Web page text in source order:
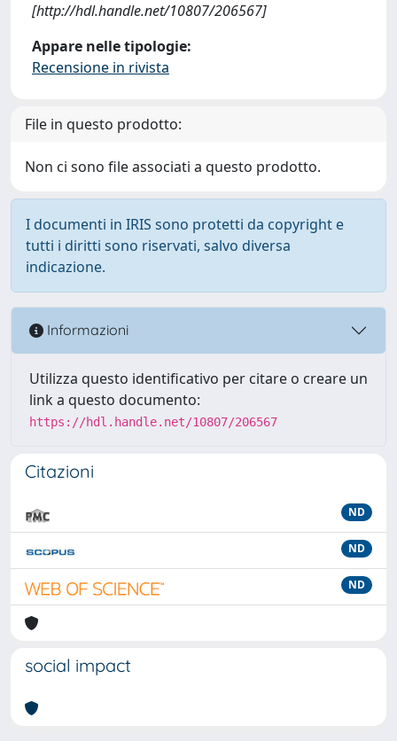
[http://hdl.handle.net/10807/206567]
Appare nelle tipologie:
Recensione in rivista
File in questo prodotto:
Non ci sono file associati a questo prodotto.
I documenti in IRIS sono protetti da copyright e
tutti i diritti sono riservati, salvo diversa
indicazione.
Informazioni
Utilizza questo identificativo per citare o creare un
link a questo documento:
https://hdl.handle.net/10807/206567
Citazioni
ND
ND
ND
social impact